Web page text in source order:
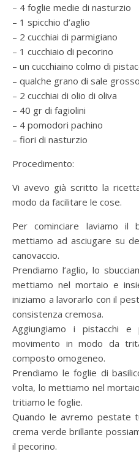
– 4 foglie medie di nasturzio
– 1 spicchio d’aglio
– 2 cucchiai di parmigiano
– 1 cucchiaio di pecorino
– un cucchiaino colmo di
– qualche grano di sale grosso
– 2 cucchiai di olio di oliva
– 40 gr di fagiolini
– 4 pomodori pachino
– fiori di nasturzio
Procedimento:
Vi avevo già scritto la
modo da facilitare le cose.
Per cominciare laviamo
mettiamo ad asciugare su
canovaccio.
Prendiamo l’aglio, lo
mettiamo nel mortaio e
iniziamo a lavorarlo con il
consistenza cremosa.
Aggiungiamo i pistacchi
movimento in modo da
composto omogeneo.
Prendiamo le foglie di
volta, lo mettiamo nel
tritiamo le foglie.
Quando le avremo pestate
crema verde brillante
il pecorino.